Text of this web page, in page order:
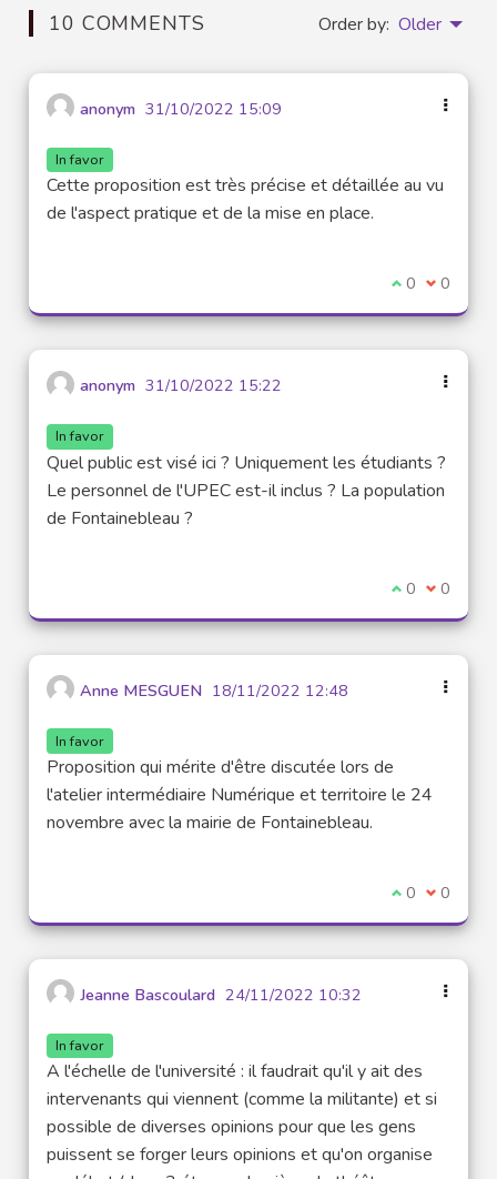
10 COMMENTS Order by: Older
anonym 31/10/2022 15:09
In favor
Cette proposition est très précise et détaillée au vu
de l'aspect pratique et de la mise en place.
I agree with
0 I 0
anonym 31/10/2022 15:22
In favor
Quel public est visé ici ? Uniquement les étudiants ?
Le personnel de l'UPEC est-il inclus ? La population
de Fontainebleau ?
I agree with
0 I 0
Anne MESGUEN 18/11/2022 12:48
In favor
Proposition qui mérite d'être discutée lors de
l'atelier intermédiaire Numérique et territoire le 24
novembre avec la mairie de Fontainebleau.
I agree with
0 I 0
Jeanne Bascoulard 24/11/2022 10:32
In favor
A l'échelle de l'université : il faudrait qu'il y ait des
intervenants qui viennent (comme la militante) et si
possible de diverses opinions pour que les gens
puissent se forger leurs opinions et qu'on organise